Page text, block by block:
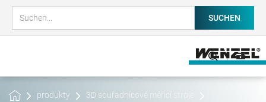
produkty
3D souřadnicové měřicí stroje